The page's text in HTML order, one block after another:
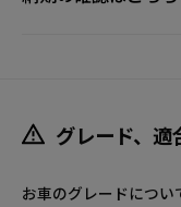
グレード、適
お車のグレードにつ